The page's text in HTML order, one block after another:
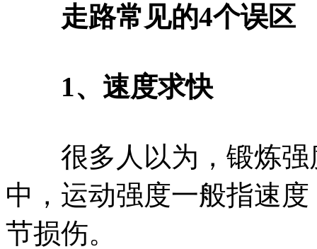
走路常见的4个误区
1、速度求快
很多人以为，锻炼强
中，运动强度一般指速
节损伤。